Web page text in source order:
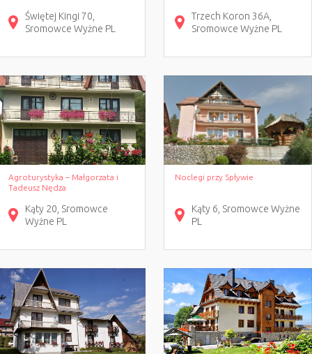
Świętej Kingi 70
Sromowce Wyżne PL
Trzech Koron 36A
Sromowce Wyżne PL
Agroturystyka – Małgorzata i
Tadeusz Nędza
Kąty 20 Sromowce
Wyżne PL
Noclegi przy Spływie
Kąty 6 Sromowce Wyżne
PL